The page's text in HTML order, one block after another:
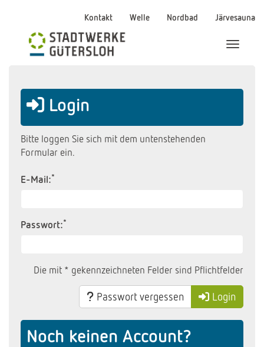
Kontakt Welle Nordbad Järvesauna
Menü
Login
Bitte loggen Sie sich mit dem untenstehenden
Formular ein.
E-Mail:*
Passwort:*
Die mit * gekennzeichneten Felder sind Pflichtfelder
Passwort vergessen Login
Noch keinen Account?